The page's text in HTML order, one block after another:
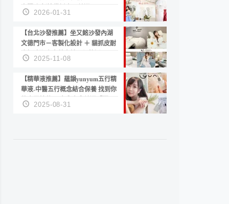
套服務 新娘備婚省心首選！
2026-01-31
【台北沙發推薦】坐又銘沙發內湖
文德門市－客製化設計 ＋ 貓抓皮耐
磨好清潔｜直營直銷、價格透明
高CP值打造夢想居家風格
2025-11-08
【精華液推薦】蘊韻yunyum五行精
華液-中醫五行概念結合保養 找到你
的專屬精華！ 水㊀土㊀就選「潤・
賦精華」維持肌膚剛剛好的平衡
2025-08-31